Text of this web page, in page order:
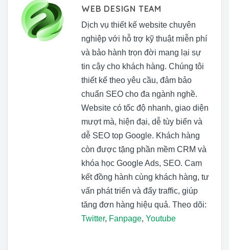
WEB DESIGN TEAM
Dịch vụ thiết kế website chuyên
nghiệp với hỗ trợ kỹ thuật miễn phí
và bảo hành trọn đời mang lại sự
tin cậy cho khách hàng. Chúng tôi
thiết kế theo yêu cầu, đảm bảo
chuẩn SEO cho đa ngành nghề.
Website có tốc độ nhanh, giao diện
mượt mà, hiện đại, dễ tùy biến và
dễ SEO top Google. Khách hàng
còn được tặng phần mềm CRM và
khóa học Google Ads, SEO. Cam
kết đồng hành cùng khách hàng, tư
vấn phát triển và đẩy traffic, giúp
tăng đơn hàng hiệu quả. Theo dõi:
Twitter, Fanpage, Youtube